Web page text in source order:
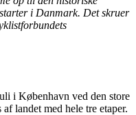
i Danmark. Det skruer
i København ved den store
landet med hele tre etaper.